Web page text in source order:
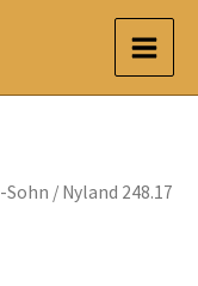
Sohn / Nyland 248.17